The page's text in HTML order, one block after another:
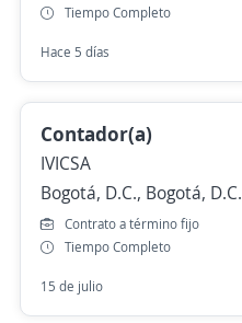
Tiempo Completo
Hace 5 días
Contador(a)
IVICSA
Bogotá, D.C., Bogotá, D.C.
Contrato a término fijo
Tiempo Completo
15 de julio